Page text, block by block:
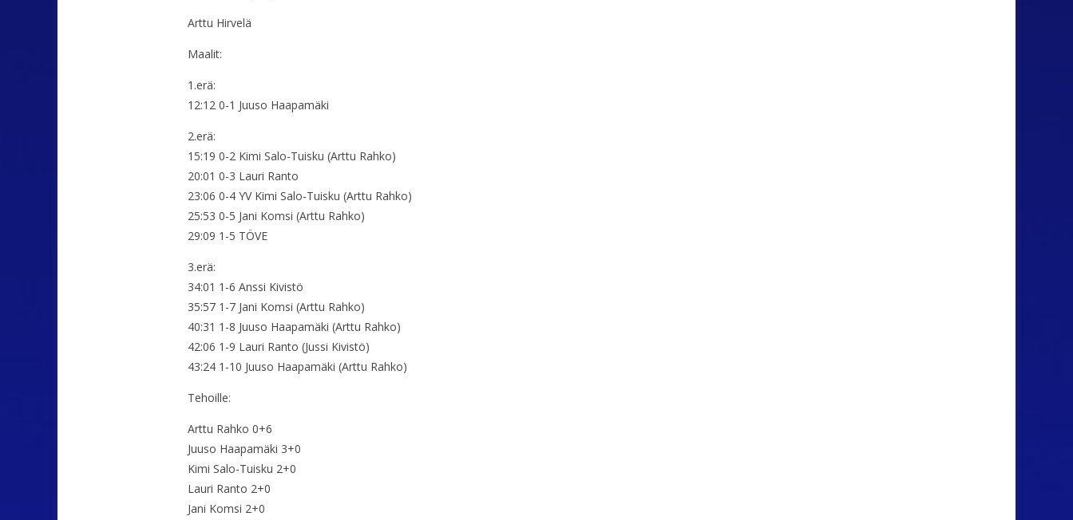
Arttu Hirvelä
Maalit:
1.erä:
12:12 0-1 Juuso Haapamäki
2.erä:
15:19 0-2 Kimi Salo-Tuisku (Arttu Rahko)
20:01 0-3 Lauri Ranto
23:06 0-4 YV Kimi Salo-Tuisku (Arttu Rahko)
25:53 0-5 Jani Komsi (Arttu Rahko)
29:09 1-5 TÖVE
3.erä:
34:01 1-6 Anssi Kivistö
35:57 1-7 Jani Komsi (Arttu Rahko)
40:31 1-8 Juuso Haapamäki (Arttu Rahko)
42:06 1-9 Lauri Ranto (Jussi Kivistö)
43:24 1-10 Juuso Haapamäki (Arttu Rahko)
Tehoille:
Arttu Rahko 0+6
Juuso Haapamäki 3+0
Kimi Salo-Tuisku 2+0
Lauri Ranto 2+0
Jani Komsi 2+0